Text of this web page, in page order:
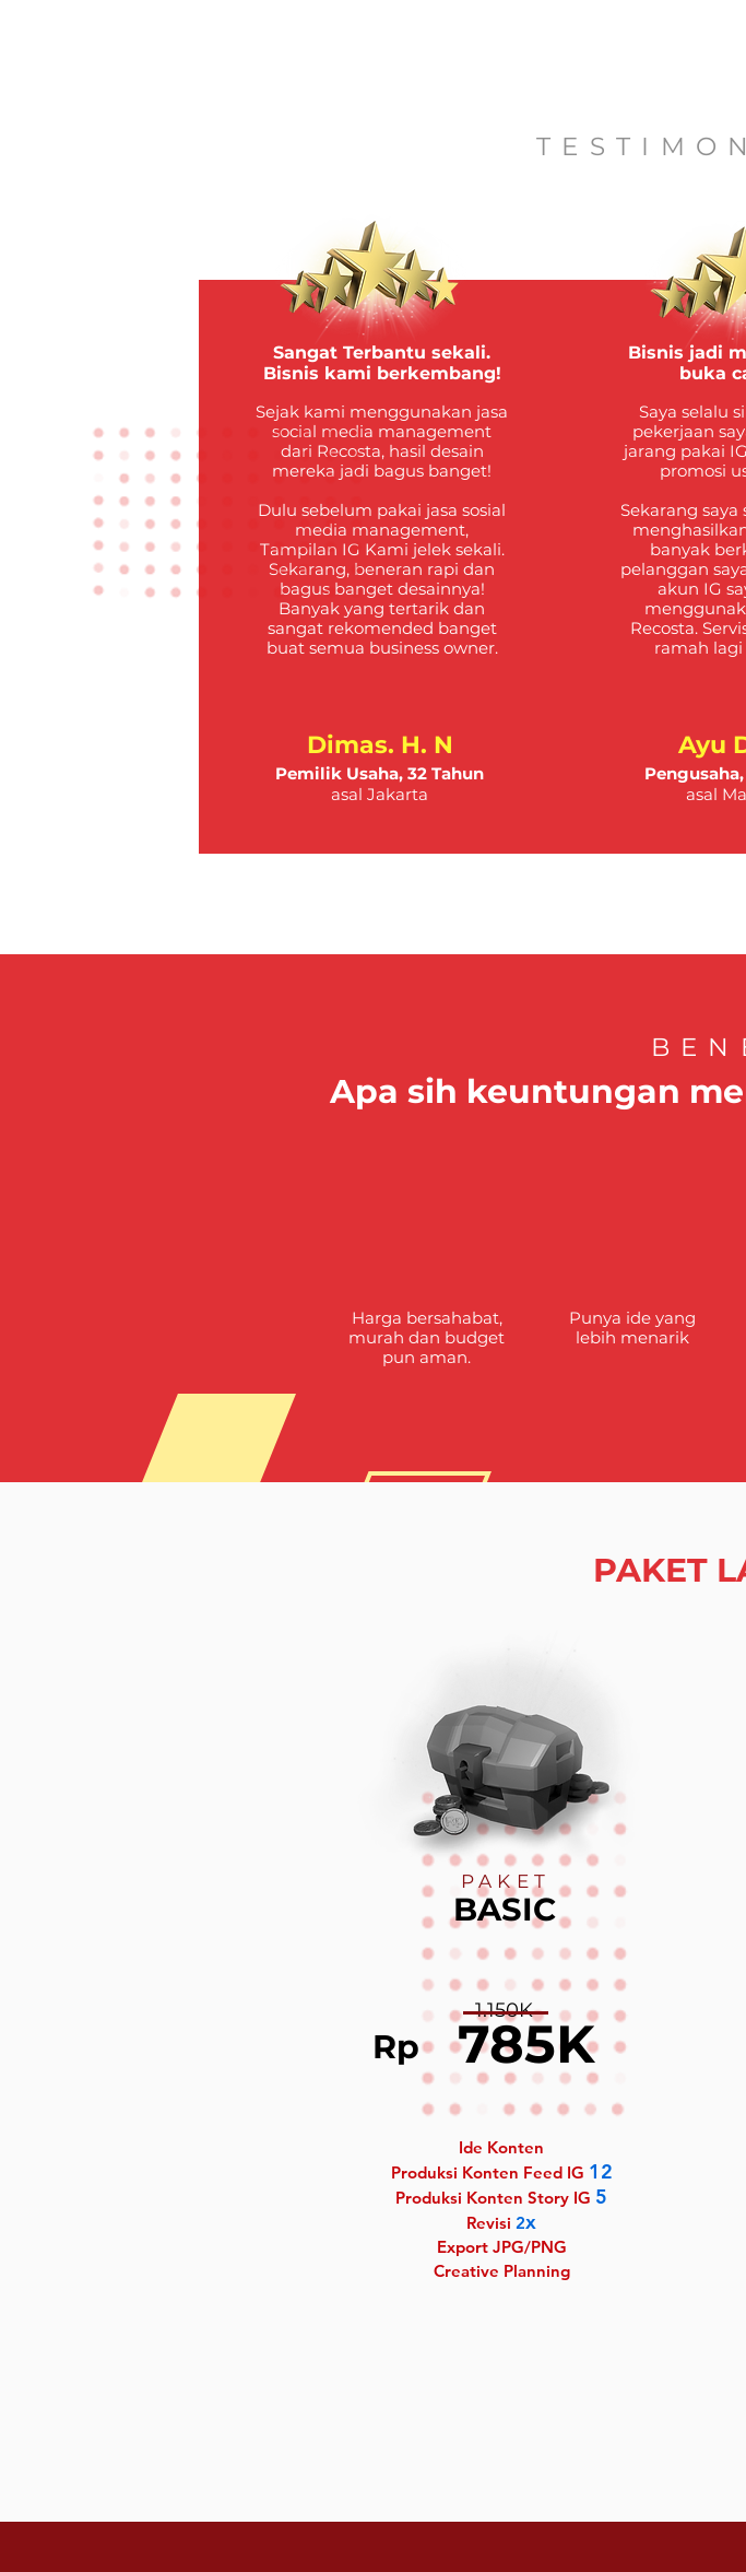
Sangat Terbantu sekali.
Bisnis kami berkembang!
Sejak kami menggunakan jasa
social media management
dari Recosta, hasil desain
mereka jadi bagus banget!
Dulu sebelum pakai jasa sosial
media management,
Tampilan IG Kami jelek sekali.
Sekarang, beneran rapi dan
bagus banget desainnya!
Banyak yang tertarik dan
sangat rekomended banget
buat semua business owner.
Dimas. H. N
Pemilik Usaha, 32 Tahun
asal Jakarta
Bisnis jadi
buka
Saya selalu
pekerjaan
jarang pakai
promosi
Sekarang saya
banyak
pelanggan
akun IG
Recosta.
ramah
Ayu
Pengusaha,
asal
Apa sih keuntungan
Harga bersahabat,
murah dan budget
pun aman.
Punya ide yang
lebih menarik
PAKET
Rp 785K
1.150K
BASIC
PAKET
Ide Konten
Produksi Konten Feed IG 12
Produksi Konten Story IG 5
Revisi 2x
Export JPG/PNG
Creative Planning